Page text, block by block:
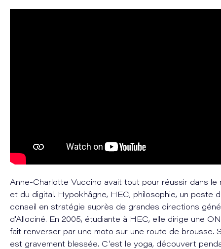
Anne-Charlotte Vuccino avait tout pour réussir dans le
et du digital. Hypokhâgne, HEC, philosophie, un poste
conseil en stratégie auprès de grandes directions
d'Allociné. En 2005, étudiante à HEC, elle dirige une
fait renverser par une moto sur une route de brousse.
est gravement blessée. C'est le yoga, découvert